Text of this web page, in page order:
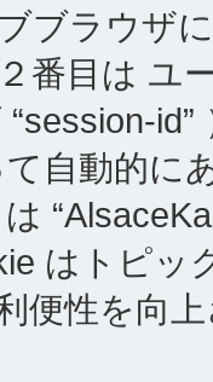
ブラウザ
番目は ユ
自動的に
はトピッ
便性を向